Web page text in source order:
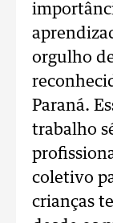
orgulho
Paraná.
trabalho
coletivo
crianças